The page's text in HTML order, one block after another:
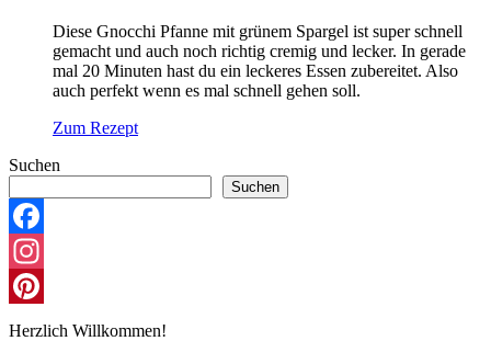
Diese Gnocchi Pfanne mit grünem Spargel ist super schnell
gemacht und auch noch richtig cremig und lecker. In gerade
mal 20 Minuten hast du ein leckeres Essen zubereitet. Also
auch perfekt wenn es mal schnell gehen soll.
Zum Rezept
Suchen
Suchen
Facebook
Instagram
Pinterest
Herzlich Willkommen!